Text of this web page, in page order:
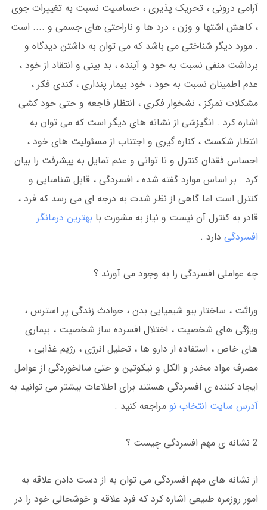
آرامی درونی ، تحریک پذیری ، حساسیت نسبت به تغییرات جوی
، کاهش اشتها و وزن ، درد ها و ناراحتی های جسمی و .... است
. مورد دیگر شناختی می باشد که می توان به داشتن دیدگاه و
برداشت منفی نسبت به خود و آینده ، بد بینی و انتقاد از خود ،
عدم اطمینان نسبت به خود ، خود بیمار پنداری ، کندی فکر ،
مشکلات تمرکز ، نشخوار فکری ، انتظار فاجعه و حتی خود کشی
اشاره کرد . انگیزشی از نشانه های دیگر است که می توان به
انتظار شکست ، کناره گیری و اجتناب از مسئولیت های خود ،
احساس فقدان کنترل و نا توانی و عدم تمایل به پیشرفت را بیان
کرد . بر اساس موارد گفته شده ، افسردگی ، قابل شناسایی و
کنترل است اما گاهی از نظر شدت به درجه ای می رسد که فرد ،
قادر به کنترل آن نیست و نیاز به مشورت با بهترین درمانگر
افسردگی دارد .
چه عواملی افسردگی را به وجود می آورند ؟
وراثت ، ساختار بیو شیمیایی بدن ، حوادث زندگی پر استرس ،
ویژگی های شخصیت ، اختلال افسرده ساز شخصیت ، بیماری
های خاص ، استفاده از دارو ها ، تحلیل انرژی ، رژیم غذایی ،
مصرف مواد مخدر و الکل و نیکوتین و حتی سالخوردگی از عوامل
ایجاد کننده ی افسردگی هستند برای اطلاعات بیشتر می توانید به
آدرس سایت انتخاب نو مراجعه کنید .
2 نشانه ی مهم افسردگی چیست ؟
از نشانه های مهم افسردگی می توان به از دست دادن علاقه به
امور روزمره طبیعی اشاره کرد که فرد علاقه و خوشحالی خود را در